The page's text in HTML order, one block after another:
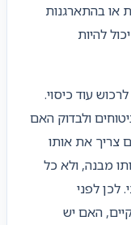
או בהתארגנות
להיות
עוד כיסוי.
ולבדוק האם
צריך את אותו
מבנה, ולא כל
לכן לפני
האם יש